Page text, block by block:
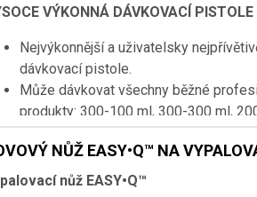
VÝKONNÁ DÁVKOVACÍ PISTOLE
Nejvýkonnější a uživatelsky
dávkovací pistole.
Může dávkovat všechny běžné
produkty: 300-100 ml, 300-300 ml,
Konstrukce odolná proti zkroucení,
složek je vždy rovnoměrné.
Přispívá k čistému a bezpečnému
NŮŽ EASY•Q™ NA
nůž EASY•Q™